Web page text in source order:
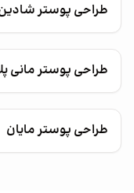
طراحی پوستر
طراحی پوستر مانی
طراحی پوستر مایان